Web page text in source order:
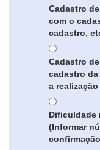
Cadastro
com o
cadastro,
Cadastro
cadastro
a
Dificuldade
(Informar